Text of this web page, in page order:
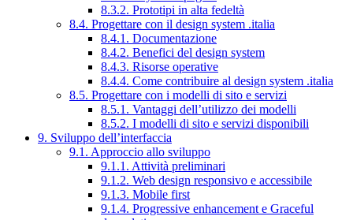
8.3.2. Prototipi in alta fedeltà
8.4. Progettare con il design system .italia
8.4.1. Documentazione
8.4.2. Benefici del design system
8.4.3. Risorse operative
8.4.4. Come contribuire al design system .italia
8.5. Progettare con i modelli di sito e servizi
8.5.1. Vantaggi dell’utilizzo dei modelli
8.5.2. I modelli di sito e servizi disponibili
9. Sviluppo dell’interfaccia
9.1. Approccio allo sviluppo
9.1.1. Attività preliminari
9.1.2. Web design responsivo e accessibile
9.1.3. Mobile first
9.1.4. Progressive enhancement e Graceful